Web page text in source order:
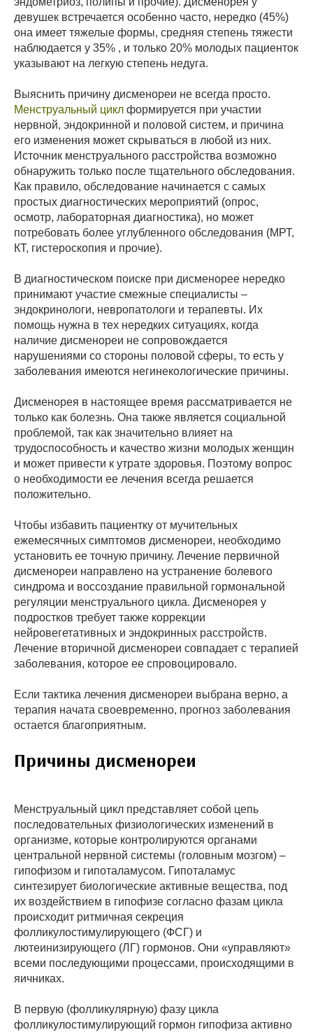
девушек встречается особенно часто, нередко (45%)
она имеет тяжелые формы, средняя степень тяжести
наблюдается у 35% , и только 20% молодых пациенток
указывают на легкую степень недуга.
Выяснить причину дисменореи не всегда просто.
Менструальный цикл формируется при участии
нервной, эндокринной и половой систем, и причина
его изменения может скрываться в любой из них.
Источник менструального расстройства возможно
обнаружить только после тщательного обследования.
Как правило, обследование начинается с самых
простых диагностических мероприятий (опрос,
осмотр, лабораторная диагностика), но может
потребовать более углубленного обследования (МРТ,
КТ, гистероскопия и прочие).
В диагностическом поиске при дисменорее нередко
принимают участие смежные специалисты –
эндокринологи, невропатологи и терапевты. Их
помощь нужна в тех нередких ситуациях, когда
наличие дисменореи не сопровождается
нарушениями со стороны половой сферы, то есть у
заболевания имеются негинекологические причины.
Дисменорея в настоящее время рассматривается не
только как болезнь. Она также является социальной
проблемой, так как значительно влияет на
трудоспособность и качество жизни молодых женщин
и может привести к утрате здоровья. Поэтому вопрос
о необходимости ее лечения всегда решается
положительно.
Чтобы избавить пациентку от мучительных
ежемесячных симптомов дисменореи, необходимо
установить ее точную причину. Лечение первичной
дисменореи направлено на устранение болевого
синдрома и воссоздание правильной гормональной
регуляции менструального цикла. Дисменорея у
подростков требует также коррекции
нейровегетативных и эндокринных расстройств.
Лечение вторичной дисменореи совпадает с терапией
заболевания, которое ее спровоцировало.
Если тактика лечения дисменореи выбрана верно, а
терапия начата своевременно, прогноз заболевания
остается благоприятным.
Причины дисменореи
Менструальный цикл представляет собой цепь
последовательных физиологических изменений в
организме, которые контролируются органами
центральной нервной системы (головным мозгом) –
гипофизом и гипоталамусом. Гипоталамус
синтезирует биологические активные вещества, под
их воздействием в гипофизе согласно фазам цикла
происходит ритмичная секреция
фолликулостимулирующего (ФСГ) и
лютеинизирующего (ЛГ) гормонов. Они «управляют»
всеми последующими процессами, происходящими в
яичниках.
В первую (фолликулярную) фазу цикла
фолликулостимулирующий гормон гипофиза активно